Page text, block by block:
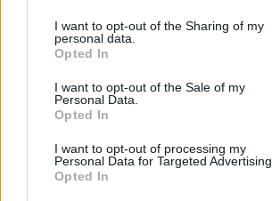
I want to opt-out of the Sharing of my
personal data.
Opted In
I want to opt-out of the Sale of my
Personal Data.
Opted In
I want to opt-out of processing my
Personal Data for Targeted Advertising.
Opted In